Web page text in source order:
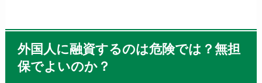
外国人に融資するのは危険では？無担
保でよいのか？